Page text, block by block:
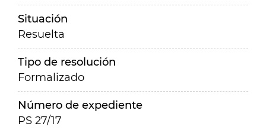
Situación
Resuelta
Tipo de resolución
Formalizado
Número de expediente
PS 27/17